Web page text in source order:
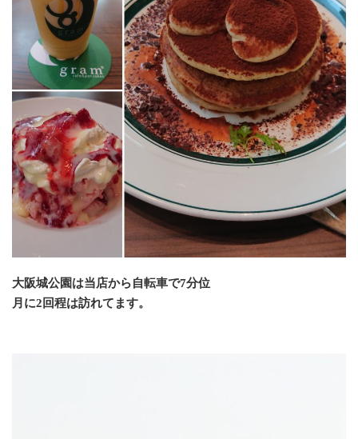
大阪城公園は当店から自転車で7分位
月に2回程は訪れてます。